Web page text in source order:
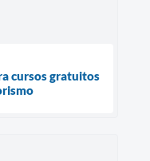
cursos gratuitos